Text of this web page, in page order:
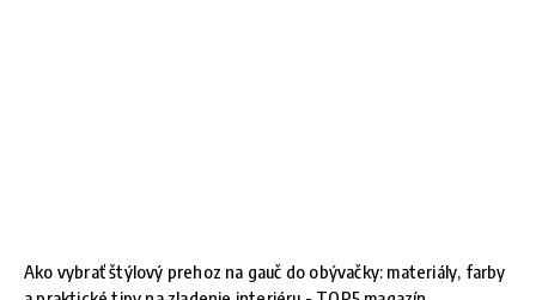
Ako vybrať štýlový prehoz na gauč do obývačky: materiály, farby